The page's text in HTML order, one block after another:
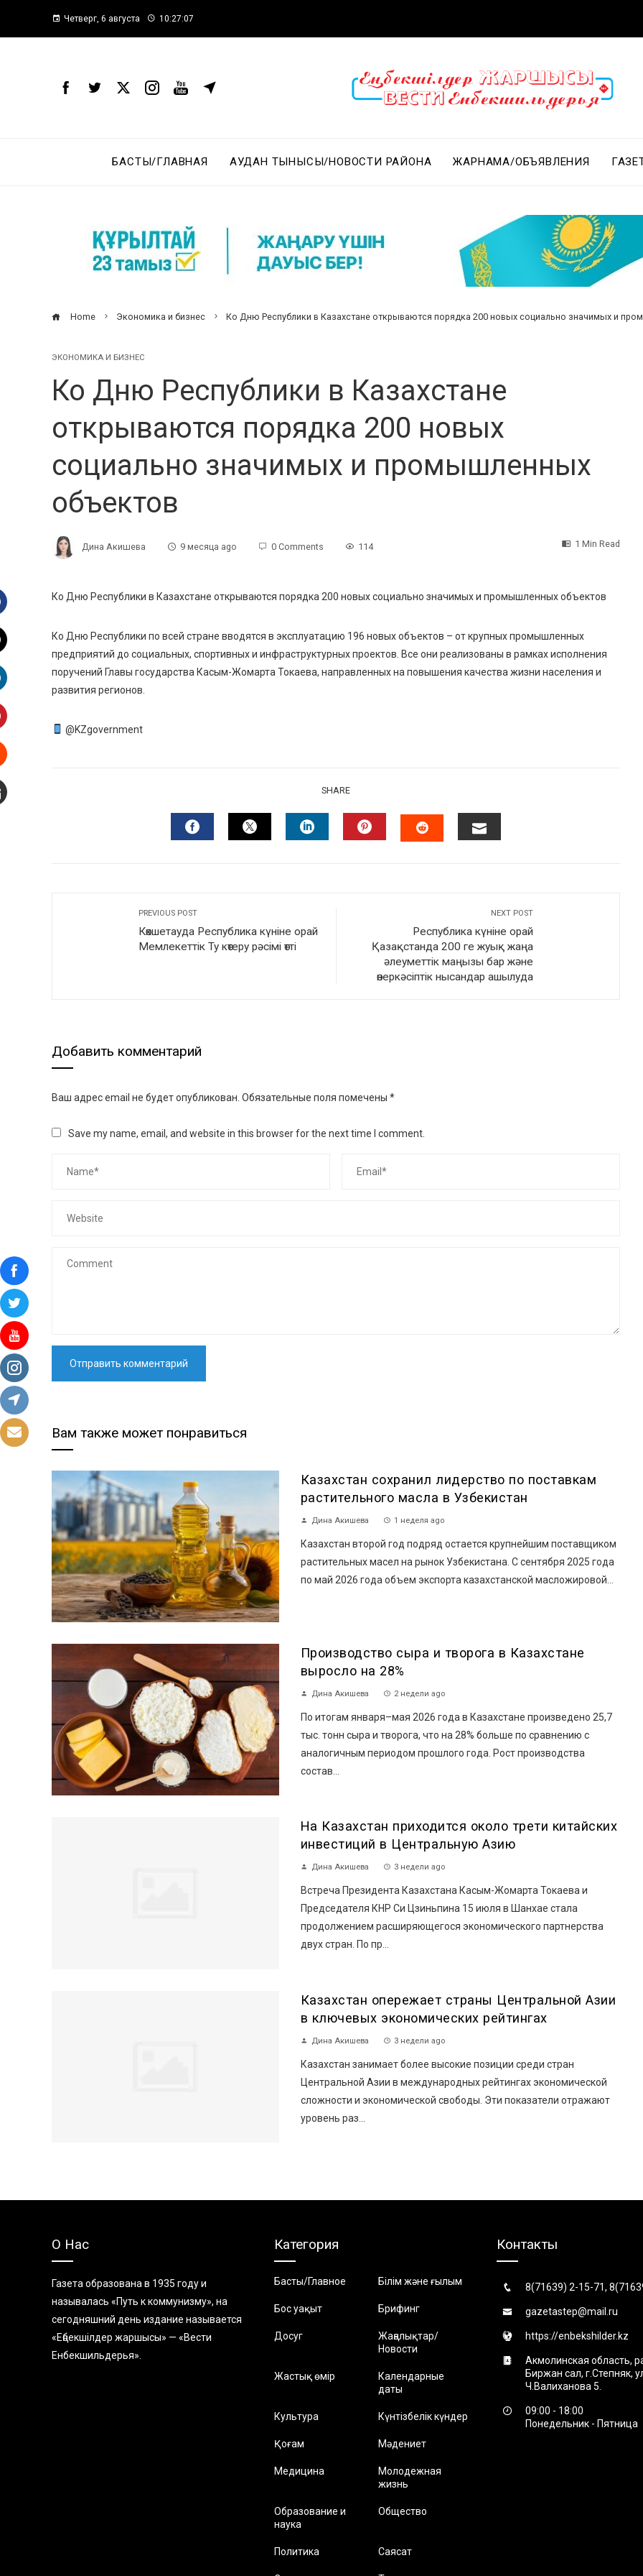
Четверг, 6 августа 10:27:08
БАСТЫ/ГЛАВНАЯ АУДАН ТЫНЫСЫ/НОВОСТИ РАЙОНА ЖАРНАМА/ОБЪЯВЛЕНИЯ
Home Экономика и бизнес Ко Дню Республики в Казахстане открываются порядка 200 новых социально значимых и
ЭКОНОМИКА И БИЗНЕС
Ко Дню Республики в Казахстане
открываются порядка 200 новых
социально значимых и промышленных
объектов
Дина Акишева 9 месяца ago 0 Comments 114 1 Min Read
Ко Дню Республики в Казахстане открываются порядка 200 новых социально значимых и промышленных объектов
Ко Дню Республики по всей стране вводятся в эксплуатацию 196 новых объектов – от крупных промышленных
предприятий до социальных, спортивных и инфраструктурных проектов. Все они реализованы в рамках исполнения
поручений Главы государства Касым-Жомарта Токаева, направленных на повышения качества жизни населения и
развития регионов.
@KZgovernment
SHARE
PREVIOUS POST
Көкшетауда Республика күніне орай
Мемлекеттік Ту көтеру рәсімі өтті
NEXT POST
Республика күніне орай
Қазақстанда 200 ге жуық жаңа
әлеуметтік маңызы бар және
өнеркәсіптік нысандар ашылуда
Добавить комментарий
Ваш адрес email не будет опубликован. Обязательные поля помечены *
Save my name, email, and website in this browser for the next time I comment.
Вам также может понравиться
Казахстан сохранил лидерство по поставкам
растительного масла в Узбекистан
Дина Акишева 1 неделя ago
Казахстан второй год подряд остается крупнейшим поставщиком
растительных масел на рынок Узбекистана. С сентября 2025 года
по май 2026 года объем экспорта казахстанской масложировой...
Производство сыра и творога в Казахстане
выросло на 28%
Дина Акишева 2 недели ago
По итогам января–мая 2026 года в Казахстане произведено 25,7
тыс. тонн сыра и творога, что на 28% больше по сравнению с
аналогичным периодом прошлого года. Рост производства
состав...
На Казахстан приходится около трети китайских
инвестиций в Центральную Азию
Дина Акишева 3 недели ago
Встреча Президента Казахстана Касым-Жомарта Токаева и
Председателя КНР Си Цзиньпина 15 июля в Шанхае стала
продолжением расширяющегося экономического партнерства
двух стран. По пр...
Казахстан опережает страны Центральной Азии
в ключевых экономических рейтингах
Дина Акишева 3 недели ago
Казахстан занимает более высокие позиции среди стран
Центральной Азии в международных рейтингах экономической
сложности и экономической свободы. Эти показатели отражают
уровень раз...
О Нас
Газета образована в 1935 году и
называлась «Путь к коммунизму», на
сегодняшний день издание называется
«Еңбекшiлдер жаршысы» — «Вести
Енбекшильдерья».
Категория
Басты/Главное Білім және ғылым
Бос уақыт Брифинг
Досуг
Жаңалықтар/
Новости
Жастық өмір
Календарные
даты
Культура Күнтізбелік күндер
Қоғам Мәдениет
Медицина
Молодежная
жизнь
Образование и
наука
Общество
Политика Саясат
Контакты
8(71639) 2-15-71,
gazetastep@mail.ru
https://enbekshilder.kz
Акмолинская область,
Биржан сал, г.Степняк,
Ч.Валиханова 5.
09:00 - 18:00
Понедельник - Пятница